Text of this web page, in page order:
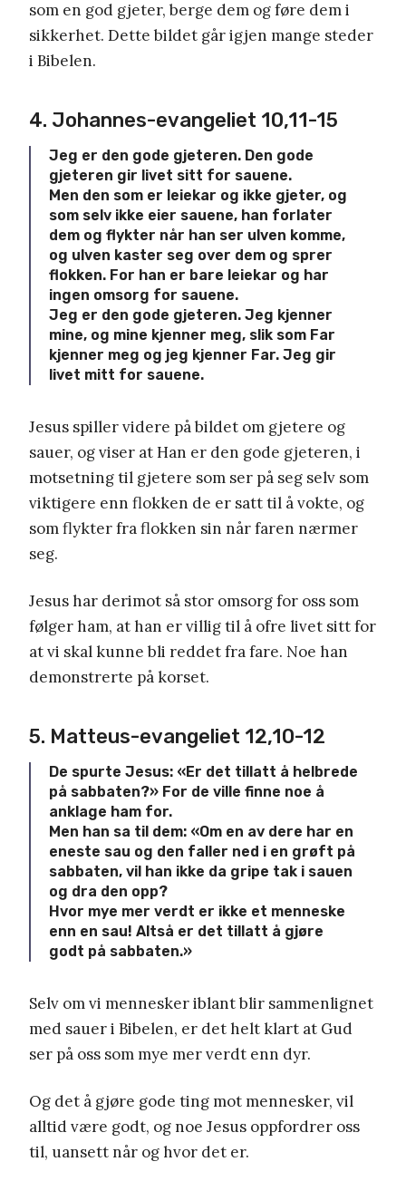
som en god gjeter, berge dem og føre dem i
sikkerhet. Dette bildet går igjen mange steder
i Bibelen.
4. Johannes-evangeliet 10,11-15
Jeg er den gode gjeteren. Den gode
gjeteren gir livet sitt for sauene.
Men den som er leiekar og ikke gjeter, og
som selv ikke eier sauene, han forlater
dem og flykter når han ser ulven komme,
og ulven kaster seg over dem og sprer
flokken. For han er bare leiekar og har
ingen omsorg for sauene.
Jeg er den gode gjeteren. Jeg kjenner
mine, og mine kjenner meg, slik som Far
kjenner meg og jeg kjenner Far. Jeg gir
livet mitt for sauene.
Jesus spiller videre på bildet om gjetere og
sauer, og viser at Han er den gode gjeteren, i
motsetning til gjetere som ser på seg selv som
viktigere enn flokken de er satt til å vokte, og
som flykter fra flokken sin når faren nærmer
seg.
Jesus har derimot så stor omsorg for oss som
følger ham, at han er villig til å ofre livet sitt for
at vi skal kunne bli reddet fra fare. Noe han
demonstrerte på korset.
5. Matteus-evangeliet 12,10-12
De spurte Jesus: «Er det tillatt å helbrede
på sabbaten?» For de ville finne noe å
anklage ham for.
Men han sa til dem: «Om en av dere har en
eneste sau og den faller ned i en grøft på
sabbaten, vil han ikke da gripe tak i sauen
og dra den opp?
Hvor mye mer verdt er ikke et menneske
enn en sau! Altså er det tillatt å gjøre
godt på sabbaten.»
Selv om vi mennesker iblant blir sammenlignet
med sauer i Bibelen, er det helt klart at Gud
ser på oss som mye mer verdt enn dyr.
Og det å gjøre gode ting mot mennesker, vil
alltid være godt, og noe Jesus oppfordrer oss
til, uansett når og hvor det er.